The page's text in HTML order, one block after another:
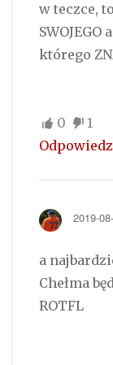
w teczce,
którego
0
1
Odpowiedz
2019-
a
Chełma
ROTFL